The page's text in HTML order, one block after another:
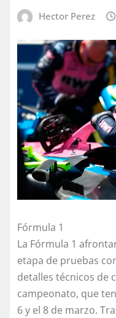
Hector Perez
Fórmula 1
La Fórmula 1
etapa de pruebas
detalles técnicos de
campeonato, que
6 y el 8 de marzo.